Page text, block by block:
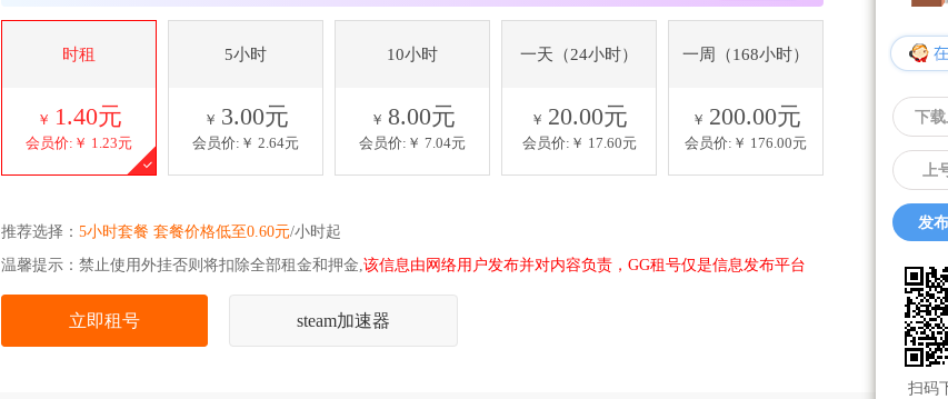
时租
￥ 1.40元
会员价:￥ 1.23元
5小时
￥ 3.00元
会员价:￥ 2.64元
10小时
￥ 8.00元
会员价:￥ 7.04元
一天（24小时）
￥ 20.00元
会员价:￥ 17.60元
一周（168小时）
￥ 200.00元
会员价:￥ 176.00元
推荐选择： 5小时套餐 套餐价格低至0.60元/小时起
温馨提示：禁止使用外挂否则将扣除全部租金和押金,该信息由网络用户发布并对内容负责，GG租号仅是信息发布平台
立即租号 steam加速器
下
上
发
扫码